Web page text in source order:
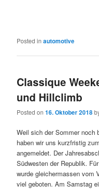
Posted in automotive
Classique
und Hillclimb
Posted on16. Oktober 2018
Weil sich der Sommer noch
haben wir uns kurzfristig zum
angemeldet. Der
Südwesten der Republik.
wurde gleichermassen vom
viel geboten. Am Samstag